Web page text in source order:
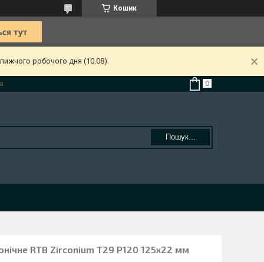
Кошик
робочого дня (10.08).
Пошук...
RTB Zirconium Т29 Р120 125х22 мм